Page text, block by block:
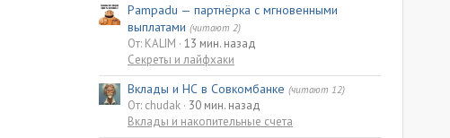
Pampadu — партнёрка с мгновенными
выплатами (читают 2)
От: KALIM 13 мин. назад
Секреты и лайфхаки
Вклады и НС в Совкомбанке (читают 12)
От: chudak 30 мин. назад
Вклады и накопительные счета